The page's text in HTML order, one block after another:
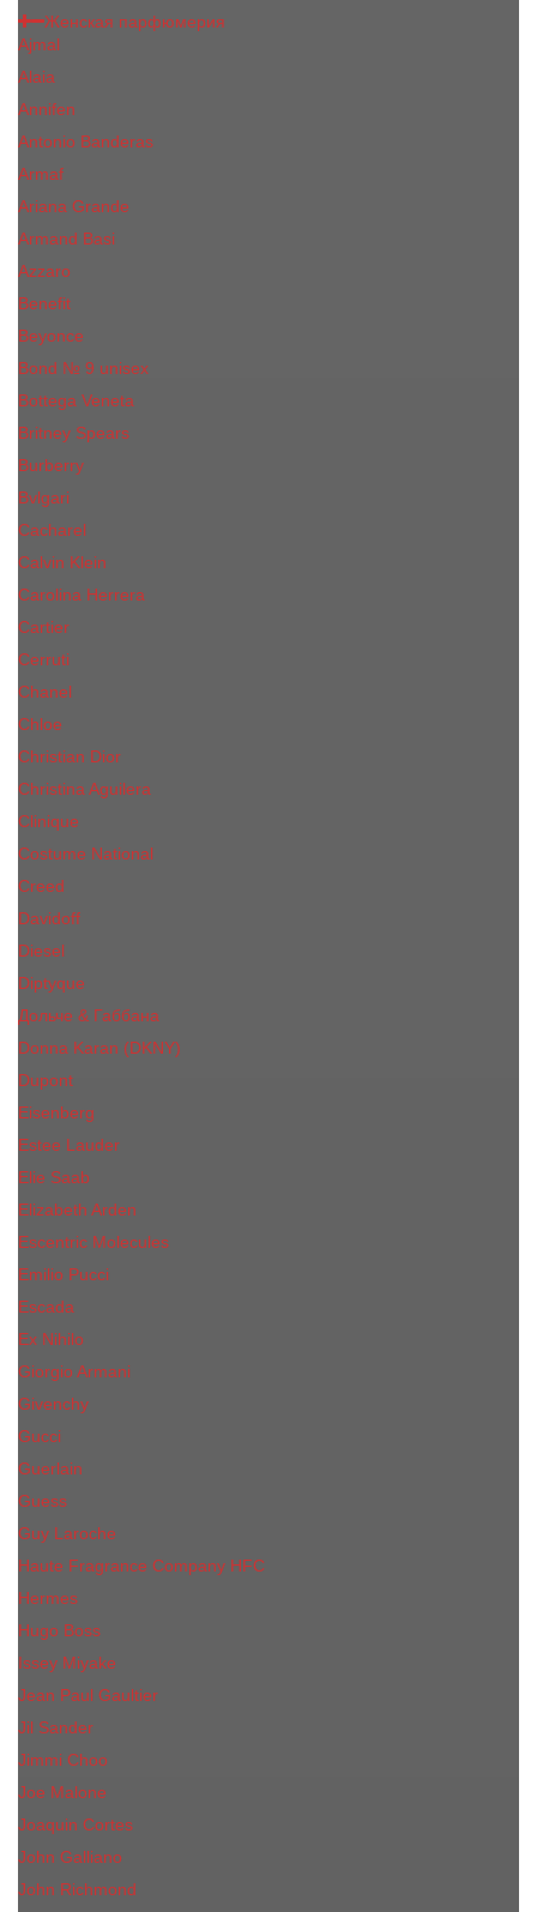
Женская парфюмерия
Ajmal
Alaia
Annifen
Antonio Banderas
Armaf
Ariana Grande
Armand Basi
Azzaro
Benefit
Beyonce
Bond № 9 unisex
Bottega Veneta
Britney Spears
Burberry
Bvlgari
Cacharel
Calvin Klein
Carolina Herrera
Cartier
Cerruti
Сhanеl
Chloe
Christian Dior
Christina Aguilera
Сliniquе
Costume National
Creed
Davidoff
Diesel
Diptyque
Дольче & Габбана
Donna Karan (DKNY)
Dupont
Eisenberg
Еsteе Lаudеr
Elie Saab
Elizabeth Arden
Escentric Molecules
Emilio Pucci
Escada
Ex Nihilo
Giorgio Armani
Givenchy
Gucci
Guerlain
Guess
Guy Laroche
Haute Fragrance Company HFC
Hermes
Hugo Boss
Issey Miyake
Jean Paul Gaultier
Jil Sander
Jimmi Choo
Jое Malоnе
Joaquin Cortes
John Galliano
John Richmond